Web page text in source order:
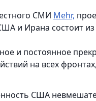
СМИ Mehr,
и Ирана состоит из
и постоянное
на всех
США